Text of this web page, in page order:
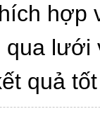
hợp
quả